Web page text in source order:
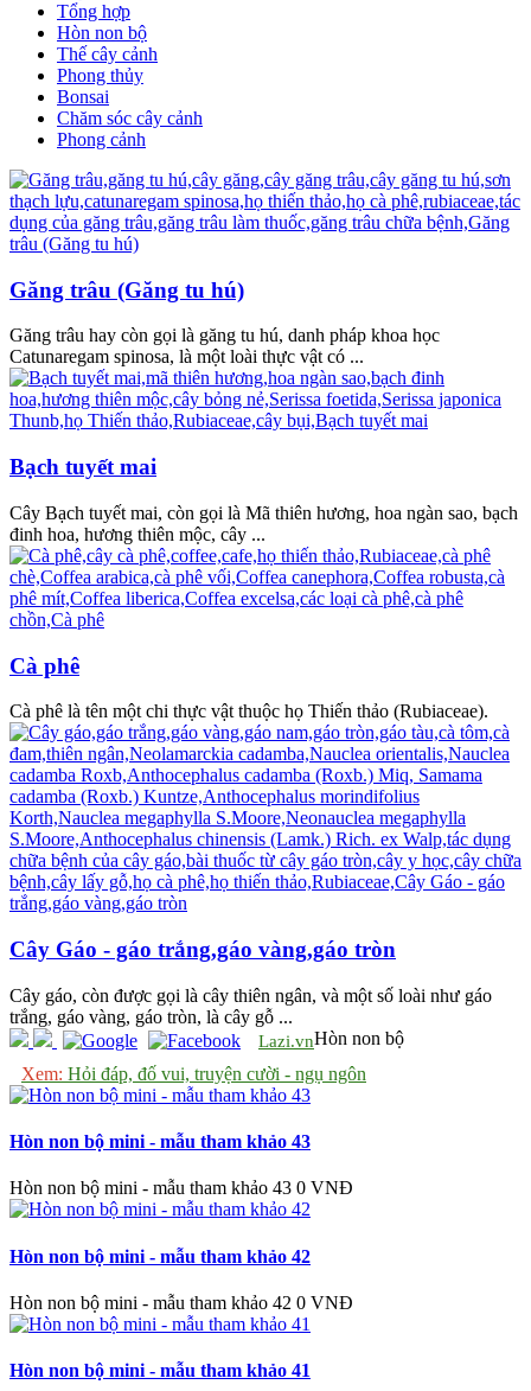
Tổng hợp
Hòn non bộ
Thế cây cảnh
Phong thủy
Bonsai
Chăm sóc cây cảnh
Phong cảnh
Găng trâu (Găng tu hú)
Găng trâu hay còn gọi là găng tu hú, danh pháp khoa học
Catunaregam spinosa, là một loài thực vật có ...
Bạch tuyết mai
Cây Bạch tuyết mai, còn gọi là Mã thiên hương, hoa ngàn sao, bạch
đinh hoa, hương thiên mộc, cây ...
Cà phê
Cà phê là tên một chi thực vật thuộc họ Thiến thảo (Rubiaceae).
Cây Gáo - gáo trắng,gáo vàng,gáo tròn
Cây gáo, còn được gọi là cây thiên ngân, và một số loài như gáo
trắng, gáo vàng, gáo tròn, là cây gỗ ...
Lazi.vn
Xem: Hỏi đáp, đố vui, truyện cười - ngụ ngôn
Hòn non bộ
Hòn non bộ mini - mẫu tham khảo 43
Hòn non bộ mini - mẫu tham khảo 43 0 VNĐ
Hòn non bộ mini - mẫu tham khảo 42
Hòn non bộ mini - mẫu tham khảo 42 0 VNĐ
Hòn non bộ mini - mẫu tham khảo 41